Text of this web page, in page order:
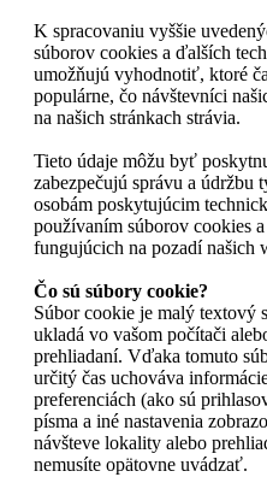
K spracovaniu vyššie
súborov cookies a ďalších
umožňujú vyhodnotiť, ktoré
populárne, čo návštevníci
na našich stránkach strávia.
Tieto údaje môžu byť
zabezpečujú správu a údržbu
osobám poskytujúcim
používaním súborov cookies
fungujúcich na pozadí našich
Čo sú súbory cookie?
Súbor cookie je malý textový
ukladá vo vašom počítači
prehliadaní. Vďaka tomuto
určitý čas uchováva
preferenciách (ako sú
písma a iné nastavenia
návšteve lokality alebo
nemusíte opätovne uvádzať.